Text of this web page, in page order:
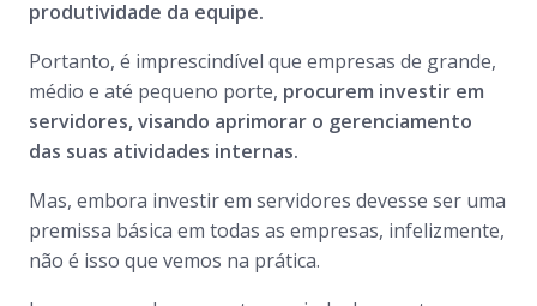
produtividade da equipe.
Portanto, é imprescindível que empresas de grande,
médio e até pequeno porte, procurem investir em
servidores, visando aprimorar o gerenciamento
das suas atividades internas.
Mas, embora investir em servidores devesse ser uma
premissa básica em todas as empresas, infelizmente,
não é isso que vemos na prática.